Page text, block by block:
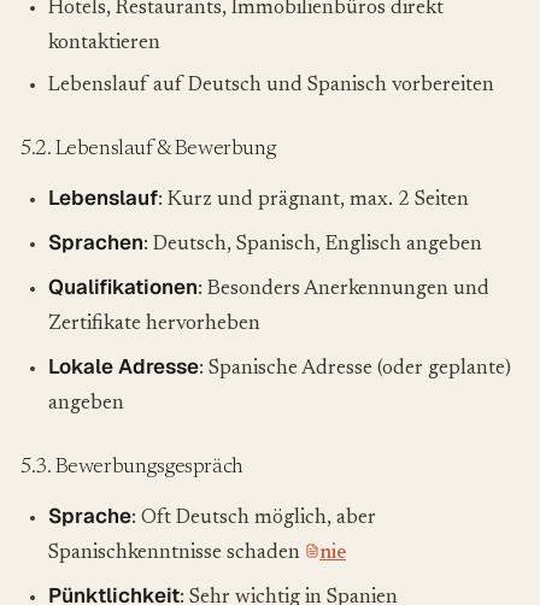
Hotels, Restaurants, Immobilienbüros direkt
kontaktieren
Lebenslauf auf Deutsch und Spanisch vorbereiten
5.2. Lebenslauf & Bewerbung
Lebenslauf: Kurz und prägnant, max. 2 Seiten
Sprachen: Deutsch, Spanisch, Englisch angeben
Qualifikationen: Besonders Anerkennungen und
Zertifikate hervorheben
Lokale Adresse: Spanische Adresse (oder geplante)
angeben
5.3. Bewerbungsgespräch
Sprache: Oft Deutsch möglich, aber
Spanischkenntnisse schaden
nie
Pünktlichkeit: Sehr wichtig in Spanien